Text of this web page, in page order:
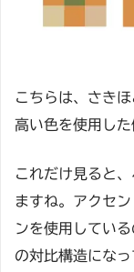
こちらは、さき
高い色を使用した
これだけ見ると
ますね。アクセ
ンを使用してい
の対比構造になっ